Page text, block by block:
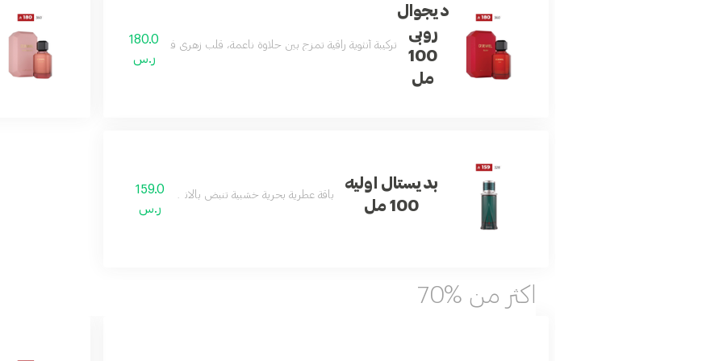
ديجوال
روبى
100
مل
تركيبة أنثوية راقية تمزج بين حلاوة ناعمة، قلب زهري فاخر، وقاعدة عنبرية خشبية متوازنة، ما
180.0
ر.س
بديستال اوليه
100 مل
باقة عطرية بحرية خشبية تنبض بالانتعاش والأناق
159.0
ر.س
اكثر من %70